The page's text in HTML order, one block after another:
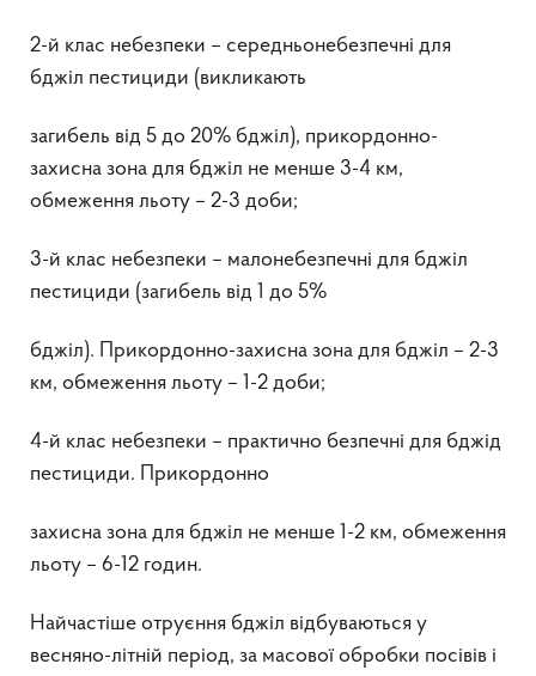
2-й клас небезпеки – середньонебезпечні для
бджіл пестициди (викликають
загибель від 5 до 20% бджіл), прикордонно-
захисна зона для бджіл не менше 3-4 км,
обмеження льоту – 2-3 доби;
3-й клас небезпеки – малонебезпечні для бджіл
пестициди (загибель від 1 до 5%
бджіл). Прикордонно-захисна зона для бджіл – 2-3
км, обмеження льоту – 1-2 доби;
4-й клас небезпеки – практично безпечні для бджід
пестициди. Прикордонно
захисна зона для бджіл не менше 1-2 км, обмеження
льоту – 6-12 годин.
Найчастіше отруєння бджіл відбуваються у
весняно-літній період, за масової обробки посівів і